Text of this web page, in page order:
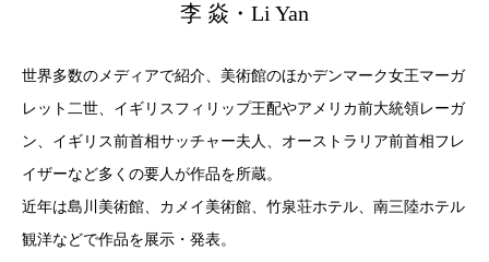
李 焱・Li Yan
世界多数のメディアで紹介、美術館のほかデンマーク女王マーガ
レット二世、イギリスフィリップ王配やアメリカ前大統領レーガ
ン、イギリス前首相サッチャー夫人、オーストラリア前首相フレ
イザーなど多くの要人が作品を所蔵。
近年は島川美術館、カメイ美術館、竹泉荘ホテル、南三陸ホテル
観洋などで作品を展示・発表。